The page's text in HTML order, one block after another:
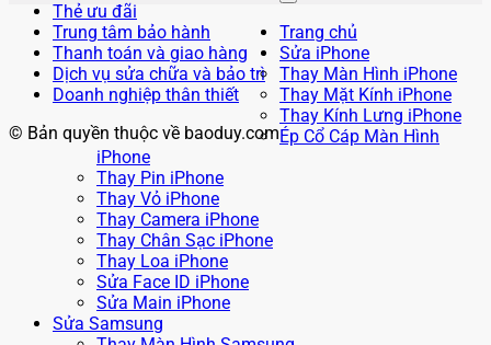
Thẻ ưu đãi
Trung tâm bảo hành
Thanh toán và giao hàng
Dịch vụ sửa chữa và bảo trì
Doanh nghiệp thân thiết
© Bản quyền thuộc về baoduy.com
Trang chủ
Sửa iPhone
Thay Màn Hình iPhone
Thay Mặt Kính iPhone
Thay Kính Lưng iPhone
Ép Cổ Cáp Màn Hình
iPhone
Thay Pin iPhone
Thay Vỏ iPhone
Thay Camera iPhone
Thay Chân Sạc iPhone
Thay Loa iPhone
Sửa Face ID iPhone
Sửa Main iPhone
Sửa Samsung